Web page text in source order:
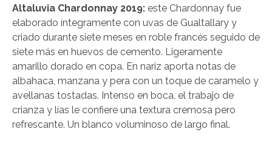
Altaluvia Chardonnay 2019: este Chardonnay fue
elaborado íntegramente con uvas de Gualtallary y
criado durante siete meses en roble francés seguido de
siete más en huevos de cemento. Ligeramente
amarillo dorado en copa. En nariz aporta notas de
albahaca, manzana y pera con un toque de caramelo y
avellanas tostadas. Intenso en boca, el trabajo de
crianza y lías le confiere una textura cremosa pero
refrescante. Un blanco voluminoso de largo final.